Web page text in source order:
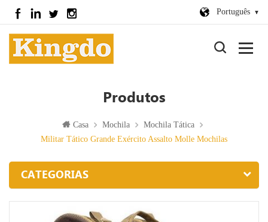
Português
Produtos
Casa Mochila
Mochila Tática
Militar Tático Grande Exército Assalto Molle Mochilas
CATEGORIAS